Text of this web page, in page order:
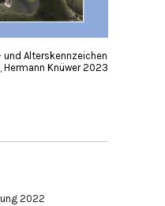
und Alterskennzeichen
Hermann Knüwer 2023
2022